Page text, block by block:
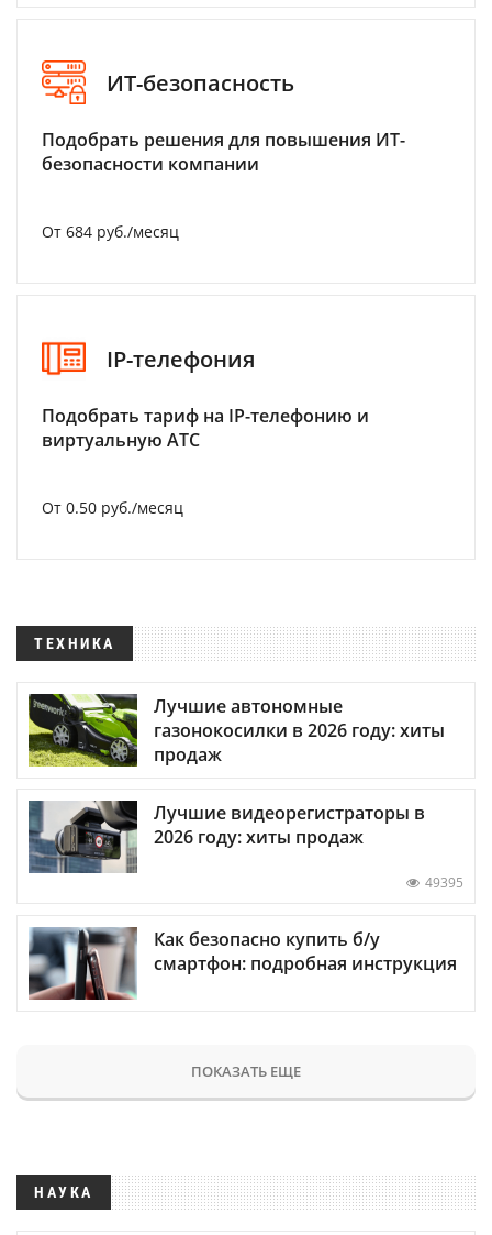
ИТ-безопасность
Подобрать решения для повышения ИТ-
безопасности компании
От 684 руб./месяц
IP-телефония
Подобрать тариф на IP-телефонию и
виртуальную АТС
От 0.50 руб./месяц
ТЕХНИКА
Лучшие автономные
газонокосилки в 2026 году: хиты
продаж
Лучшие видеорегистраторы в
2026 году: хиты продаж
49395
Как безопасно купить б/у
смартфон: подробная инструкция
ПОКАЗАТЬ ЕЩЕ
НАУКА